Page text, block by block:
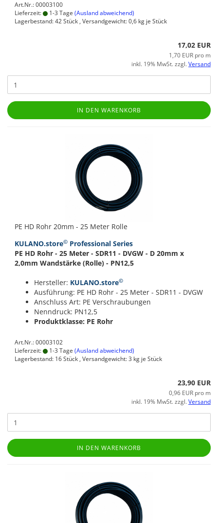
Art.Nr.: 00003100
Lieferzeit:
1-3 Tage (Ausland abweichend)
Lagerbestand: 42 Stück , Versandgewicht:0,6 kg je Stück
17,02 EUR
1,70 EUR pro m
inkl. 19% MwSt. zzgl.Versand
IN DEN WARENKORB
PE HD Rohr 20mm - 25 Meter Rolle
KULANO.store© Professional Series
PE HD Rohr - 25 Meter - SDR11 - DVGW - D 20mm x
2,0mm Wandstärke (Rolle) - PN12,5
Hersteller: KULANO.store©
Ausführung: PE HD Rohr - 25 Meter - SDR11 - DVGW
Anschluss Art: PE Verschraubungen
Nenndruck: PN12,5
Produktklasse: PE Rohr
Art.Nr.: 00003102
Lieferzeit:
1-3 Tage (Ausland abweichend)
Lagerbestand: 16 Stück , Versandgewicht:3 kg je Stück
23,90 EUR
0,96 EUR pro m
inkl. 19% MwSt. zzgl.Versand
IN DEN WARENKORB